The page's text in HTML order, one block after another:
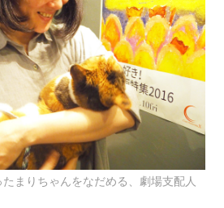
まりちゃんをなだめる、劇場支配人